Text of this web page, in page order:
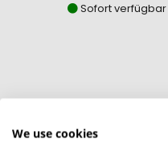
Sofort verfügbar
We use cookies